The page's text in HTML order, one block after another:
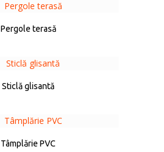
Pergole terasă
Sticlă glisantă
Tâmplărie PVC